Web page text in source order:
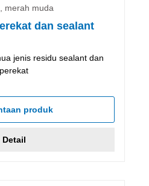
merah muda
dan sealant
jenis residu sealant dan
perekat
produk
Detail